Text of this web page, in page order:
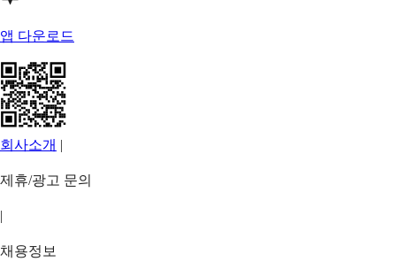
앱 다운로드
회사소개 |
제휴/광고 문의
|
채용정보